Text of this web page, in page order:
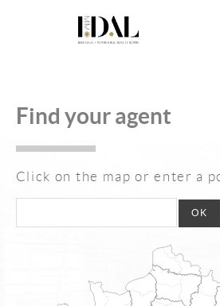
Rent
Estimate your property
your custom search
0
Find your agent
Click on the map or enter a